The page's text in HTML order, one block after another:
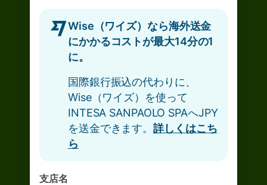
Wise（ワイズ）なら海外送金
にかかるコストが最大14分の1
に。
国際銀行振込の代わりに、
Wise（ワイズ）を使って
INTESA SANPAOLO SPAへJPY
を送金できます。詳しくはこち
ら
支店名